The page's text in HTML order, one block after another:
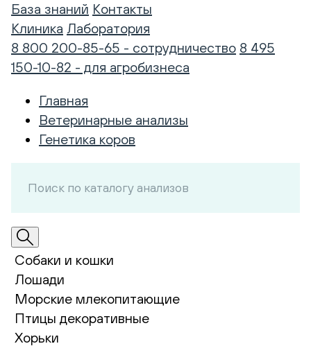
База знаний Контакты
Клиника Лаборатория
8 800 200-85-65 - сотрудничество 8 495
150-10-82 - для агробизнеса
Главная
Ветеринарные анализы
Генетика коров
Собаки и кошки
Лошади
Морские млекопитающие
Птицы декоративные
Хорьки